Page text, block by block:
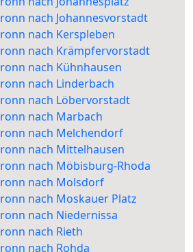
nach Johannesvorstadt
nach Kerspleben
nach Krämpfervorstadt
nach Kühnhausen
nach Linderbach
nach Löbervorstadt
nach Marbach
nach Melchendorf
nach Mittelhausen
nach Möbisburg-Rhoda
nach Molsdorf
nach Moskauer Platz
nach Niedernissa
nach Rieth
nach Rohda